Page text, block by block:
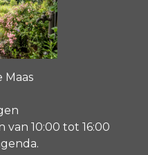
Maas
10:00 tot 16:00
.